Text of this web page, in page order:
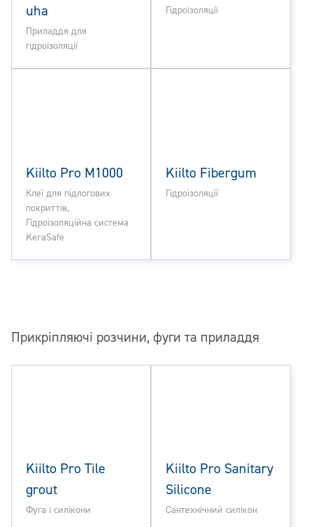
uha
Приладдя для
гідроізоляції
Гідроізоляції
Kiilto Pro M1000
Клеї для підлогових
покриттів,
Гідроізоляційна система
KeraSafe
Kiilto Fibergum
Гідроізоляції
Прикріпляючі розчини, фуги та приладдя
Kiilto Pro Tile
grout
Фуга і силікони
Kiilto Pro Sanitary
Silicone
Сантехнічний силікон